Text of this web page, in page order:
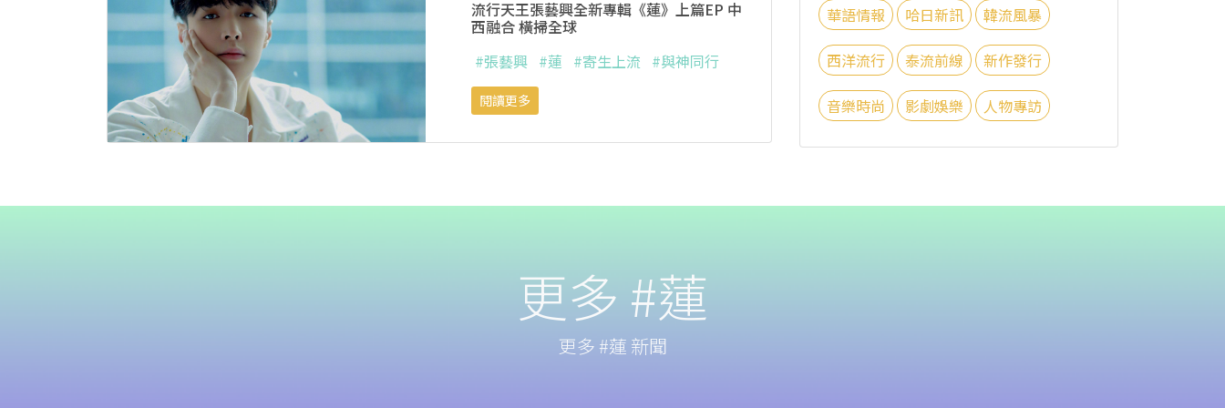
華語情報 哈日新訊 韓流風暴
西洋流行 泰流前線 新作發行
音樂時尚 影劇娛樂 人物專訪
流行天王張藝興全新專輯《蓮》上篇EP 中
西融合 橫掃全球
#張藝興 #蓮 #寄生上流 #與神同行
閱讀更多
更多 #蓮
更多 #蓮 新聞